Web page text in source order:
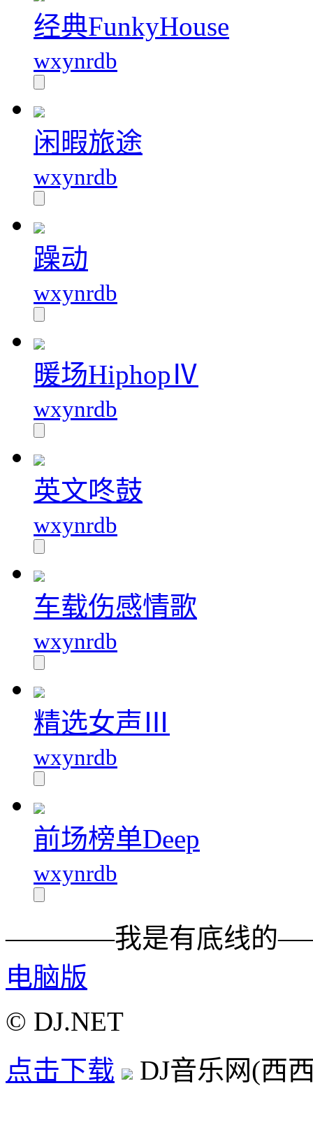
经典FunkyHouse
wxynrdb
闲暇旅途
wxynrdb
躁动
wxynrdb
暖场HiphopⅣ
wxynrdb
英文咚鼓
wxynrdb
车载伤感情歌
wxynrdb
精选女声Ⅲ
wxynrdb
前场榜单Deep
wxynrdb
————我是有底线
电脑版
© DJ.NET
点击下载
DJ音乐网(西